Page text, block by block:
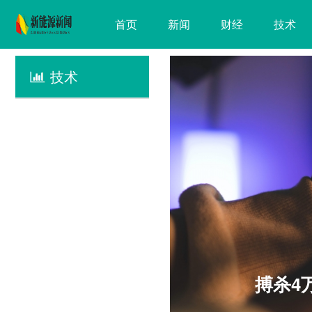
首页 新闻 财经 技术
技术
搏杀4